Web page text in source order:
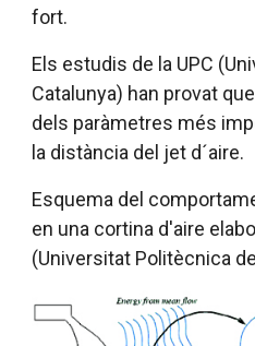
fort.
Els estudis de la UPC
Catalunya) han provat
dels paràmetres més
la distància del jet d´aire.
Esquema del
en una cortina d'aire
(Universitat Politècnica